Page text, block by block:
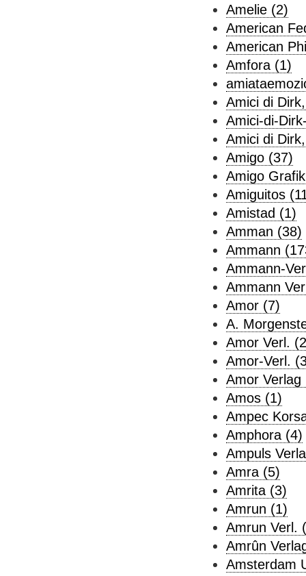
Amelie (2)
American
American
Amfora (1)
Amici di
Amici-di-
Amici di
Amigo (37)
Amigo
Amiguitos
Amistad (1)
Amman (38)
Ammann
Ammann-
Ammann
Amor (7)
A.
Amor Verl.
Amor-Verl.
Amor Verlag
Amos (1)
Ampec
Amphora (4)
Ampuls
Amra (5)
Amrita (3)
Amrun (1)
Amrun Verl.
Amrûn
Amsterdam